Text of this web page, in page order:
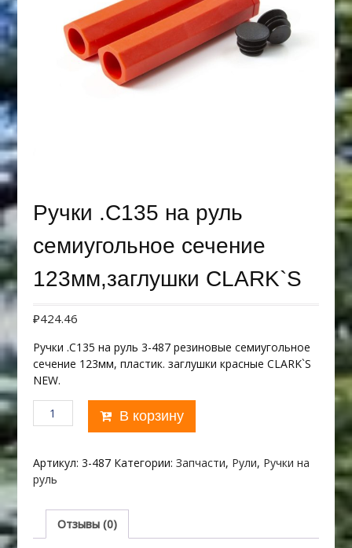
Ручки .С135 на руль
семиугольное сечение
123мм,заглушки CLARK`S
₽424.46
Ручки .С135 на руль 3-487 резиновые семиугольное
сечение 123мм, пластик. заглушки красные CLARK`S
NEW.
Количество
товара
.С135
на
руль
семиугольное
сечение
123мм,заглушки
В корзину
Артикул: 3-487 Категории: Запчасти, Рули, Ручки на
руль
Отзывы (0)